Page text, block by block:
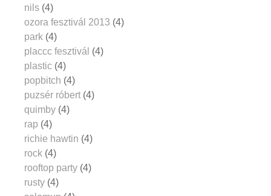
nils (4)
ozora fesztivál 2013 (4)
park (4)
placcc fesztivál (4)
plastic (4)
popbitch (4)
puzsér róbert (4)
quimby (4)
rap (4)
richie hawtin (4)
rock (4)
rooftop party (4)
rusty (4)